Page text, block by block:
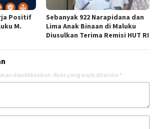
Positif
M.
Sebanyak 922 Narapidana dan
Lima Anak Binaan di Maluku
Diusulkan Terima Remisi HUT RI
dipublikasikan. Ruas yang wajib ditandai *